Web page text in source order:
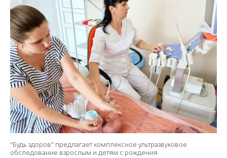
"Будь здоров" предлагает комплексное ультразвуковое
обследование взрослым и детям с рождения